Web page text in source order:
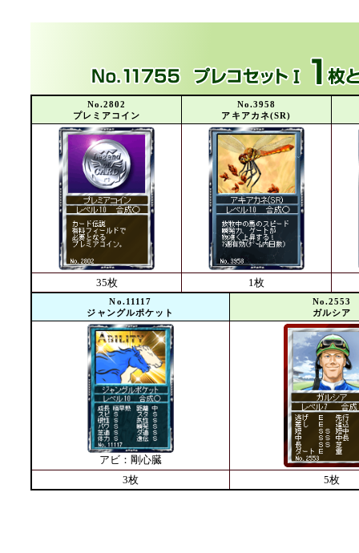
No.2802
プレミアコイン
No.3958
アキアカネ(SR)
35枚 1枚
No.11117
ジャングルポケット
No.2553
ガルシア
アビ：剛心臓
3枚
5枚